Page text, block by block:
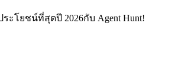
ะโยชน์ที่สุดปี 2026กับ Agent Hunt!